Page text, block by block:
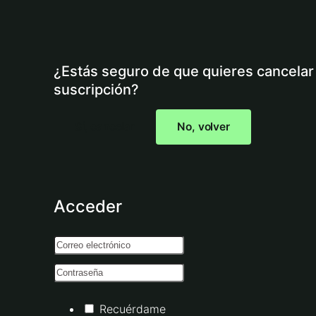
¿Estás seguro de que quieres cancelar
suscripción?
No, volver
Acceder
Recuérdame